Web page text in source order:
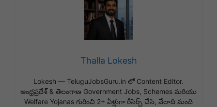
Thalla Lokesh
Lokesh — TeluguJobsGuru.in లో Content Editor.
ఆంధ్రప్రదేశ్ & తెలంగాణ Government Jobs, Schemes మరియు
Welfare Yojanas గురించి 2+ ఏళ్లుగా రీసెర్చ్ చేసి, వేలాది మంది